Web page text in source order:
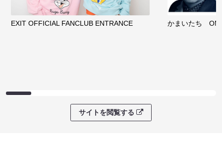
EXIT OFFICIAL FANCLUB ENTRANCE かまいたち
サイトを閲覧する